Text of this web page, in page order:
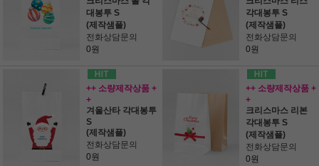
대봉투 S
(제작샘플)
전화상담문의
0원
각대봉투 S
(제작샘플)
전화상담문의
0원
++ 소량제작상품 +
+
겨울산타 각대봉투
S
(제작샘플)
전화상담문의
0원
++ 소량제작상품 +
+
크리스마스 리본
각대봉투 S
(제작샘플)
전화상담문의
0원